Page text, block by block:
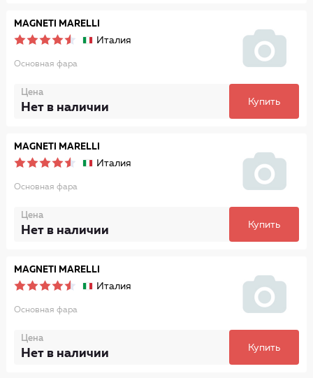
MAGNETI MARELLI
Италия
Основная фара
Цена
Нет в наличии Купить
MAGNETI MARELLI
Италия
Основная фара
Цена
Нет в наличии Купить
MAGNETI MARELLI
Италия
Основная фара
Цена
Нет в наличии Купить